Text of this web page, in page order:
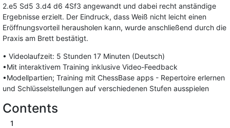
2.e5 Sd5 3.d4 d6 4Sf3 angewandt und dabei recht anständige
Ergebnisse erzielt. Der Eindruck, dass Weiß nicht leicht einen
Eröffnungsvorteil herausholen kann, wurde anschließend durch die
Praxis am Brett bestätigt.
• Videolaufzeit: 5 Stunden 17 Minuten (Deutsch)
•Mit interaktivem Training inklusive Video-Feedback
•Modellpartien; Training mit ChessBase apps - Repertoire erlernen
und Schlüsselstellungen auf verschiedenen Stufen ausspielen
Contents
1